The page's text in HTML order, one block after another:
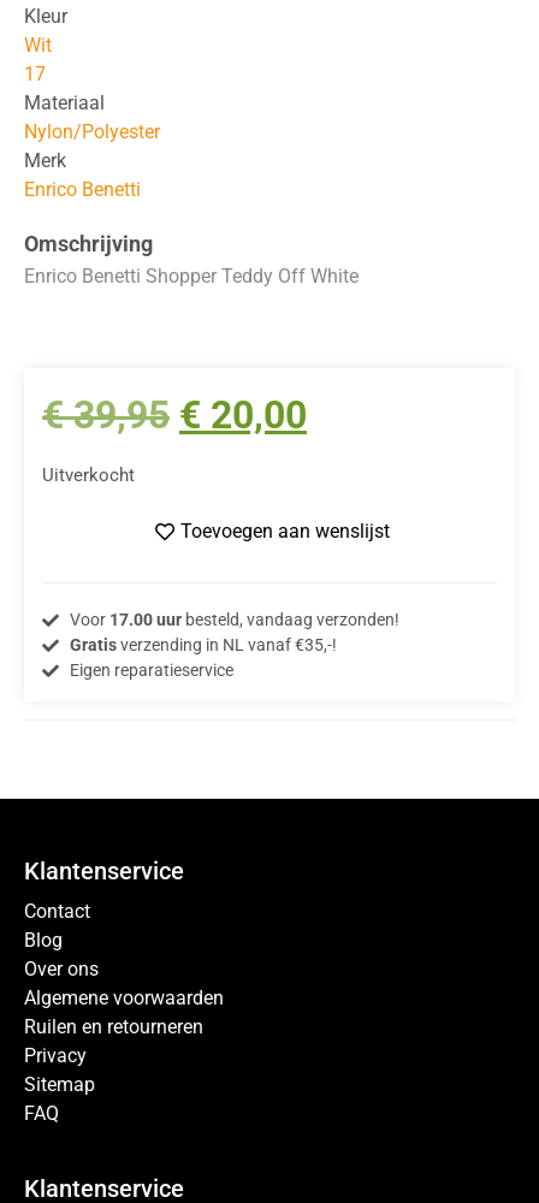
Kleur
Wit
17
Materiaal
Nylon/Polyester
Merk
Enrico Benetti
Omschrijving
Enrico Benetti Shopper Teddy Off White
€39,95 € 20,00
Uitverkocht
Toevoegen aan wenslijst
Voor 17.00 uurbesteld, vandaag verzonden!
Gratisverzending in NL vanaf €35,-!
Eigen reparatieservice
Klantenservice
Contact
Blog
Over ons
Algemene voorwaarden
Ruilen en retourneren
Privacy
Sitemap
FAQ
Klantenservice